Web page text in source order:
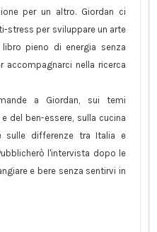
per un altro. Giordan ci
stress per sviluppare un arte
pieno di energia senza
accompagnarci nella ricerca
a Giordan, sui temi
del ben-essere, sulla cucina
sulle differenze tra Italia e
l'intervista dopo le
e bere senza sentirvi in